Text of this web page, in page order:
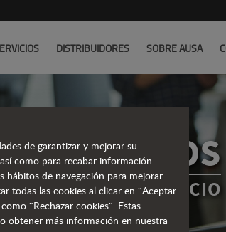
DISTRIBUIDORES SOBRE AUSA
ESTAMOS A TU SERVICIO
de garantizar y mejorar su
como para recabar información
hábitos de navegación para mejorar
todas las cookies al clicar en ¨Aceptar
¨Rechazar cookies¨. Estas
obtener más información en nuestra